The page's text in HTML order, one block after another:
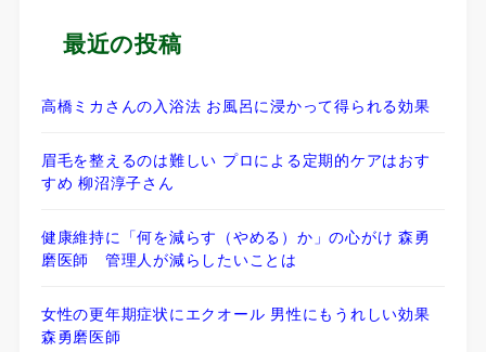
最近の投稿
高橋ミカさんの入浴法 お風呂に浸かって得られる効果
眉毛を整えるのは難しい プロによる定期的ケアはおす
すめ 柳沼淳子さん
健康維持に「何を減らす（やめる）か」の心がけ 森勇
磨医師 管理人が減らしたいことは
女性の更年期症状にエクオール 男性にもうれしい効果
森勇磨医師